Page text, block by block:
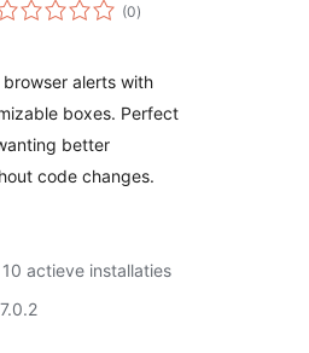
(0waarderingen
)
alerts with
boxes. Perfect
better
code changes.
actieve installaties